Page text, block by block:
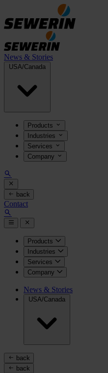
News & Stories
USA/Canada
Products
Industries
Services
Company
back
Contact
Products
Industries
Services
Company
News & Stories
USA/Canada
back
back